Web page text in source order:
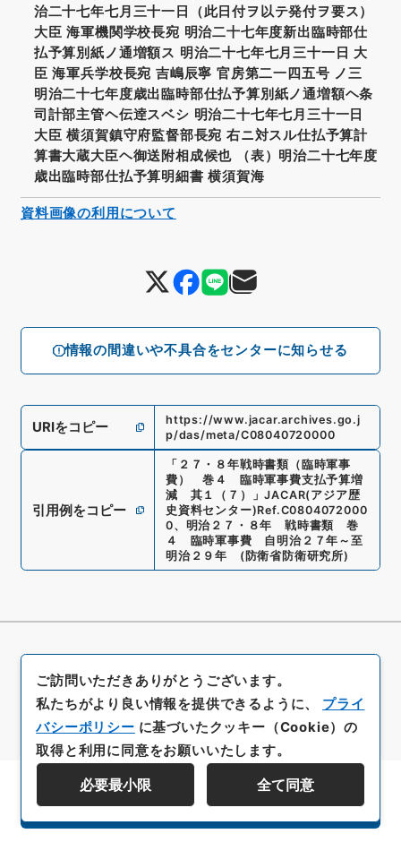
情報の間違いや不具合をセンターに知らせる
治二十七年七月三十一日（此日付ヲ以テ発付ヲ要ス）
大臣 海軍機関学校長宛 明治二十七年度新出臨時部仕
払予算別紙ノ通増額ス 明治二十七年七月三十一日 大
臣 海軍兵学校長宛 吉嶋辰寧 官房第二一四五号 ノ三
明治二十七年度歳出臨時部仕払予算別紙ノ通増額ヘ条
司計部主管ヘ伝逹スベシ 明治二十七年七月三十一日
大臣 横須賀鎮守府監督部長宛 右ニ対スル仕払予算計
算書大蔵大臣ヘ御送附相成候也 （表）明治二十七年度
歳出臨時部仕払予算明細書 横須賀海
URIをコピー
https://www.jacar.archives.go.j
p/das/meta/C08040720000
引用例をコピー
「 ２７・８年戦時書類（臨時軍事
費） 巻４ 臨時軍事費支払予算増
減 其１（７）
」JACAR(アジア歴
史資料センター)Ref.C0804072000
0、 明治２７・８年 戦時書類 巻
４ 臨時軍事費 自明治２７年～至
明治２９年 ( 防衛省防衛研究所)
資料画像の利用について
資料群階層を表示する
ご訪問いただきありがとうございます。
私たちがより良い情報を提供できるように、 プライ
バシーポリシー に基づいたクッキー（Cookie）の
取得と利用に同意をお願いいたします。
必要最小限 全て同意